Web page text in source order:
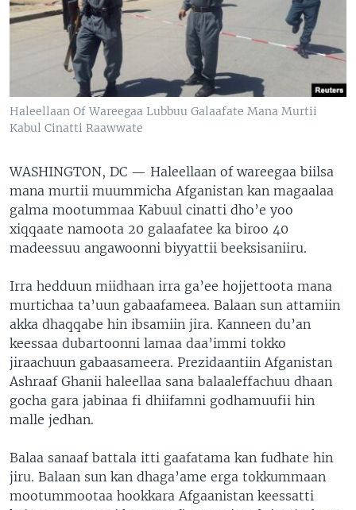
Haleellaan Of Wareegaa Lubbuu Galaafate Mana Murtii
Kabul Cinatti Raawwate
WASHINGTON, DC — Haleellaan of wareegaa biilsa
mana murtii muummicha Afganistan kan magaalaa
galma mootummaa Kabuul cinatti dho’e yoo
xiqqaate namoota 20 galaafatee ka biroo 40
madeessuu angawoonni biyyattii beeksisaniiru.
Irra hedduun miidhaan irra ga’ee hojjettoota mana
murtichaa ta’uun gabaafameea. Balaan sun attamiin
akka dhaqqabe hin ibsamiin jira. Kanneen du’an
keessaa dubartoonni lamaa daa’immi tokko
jiraachuun gabaasameera. Prezidaantiin Afganistan
Ashraaf Ghanii haleellaa sana balaaleffachuu dhaan
gocha gara jabinaa fi dhiifamni godhamuufii hin
malle jedhan.
Balaa sanaaf battala itti gaafatama kan fudhate hin
jiru. Balaan sun kan dhaga’ame erga tokkummaan
mootummootaa hookkara Afgaanistan keessatti